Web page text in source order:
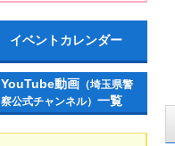
イベントカレンダー
YouTube動画 （埼玉県警
察公式チャンネル） 一覧